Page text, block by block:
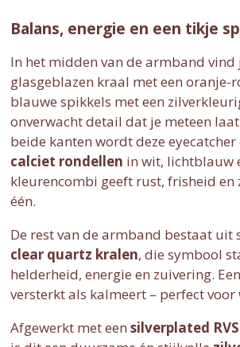
Balans, energie en een tikje
In het midden van de armband vind
glasgeblazen kraal met een oranje-
blauwe spikkels met een
onverwacht detail dat je meteen
beide kanten wordt deze
calciet rondellen in wit, lichtblauw
kleurencombi geeft rust, frisheid en
één.
De rest van de armband bestaat uit
clear quartz kralen, die symbool
helderheid, energie en zuivering.
versterkt als kalmeert – perfect
Afgewerkt met een silverplated